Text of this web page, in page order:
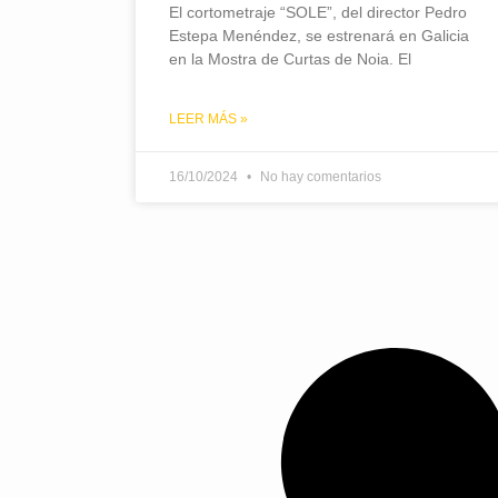
El cortometraje “SOLE”, del director Pedro
Estepa Menéndez, se estrenará en Galicia
en la Mostra de Curtas de Noia. El
LEER MÁS »
16/10/2024 No hay comentarios